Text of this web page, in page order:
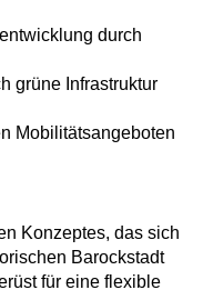
durch
grüne Infrastruktur
Mobilitätsangeboten
Konzeptes, das sich
Barockstadt
für eine flexible